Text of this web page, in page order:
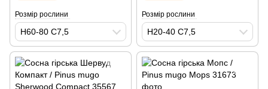
Розмір рослини
H60-80 С7,5
Розмір рослини
H20-40 С7,5